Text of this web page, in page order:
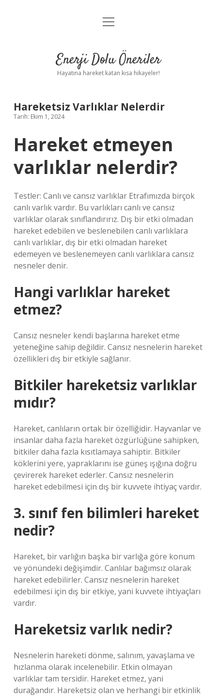
Anasayfa
Yasal Uyarı
menüyü
Enerji Dolu Öneriler
Hayatına hareket katan kısa hikayeler!
Hareketsiz Varlıklar Nelerdir
Tarih: Ekim 1, 2024
Hareket etmeyen
varlıklar nelerdir?
Testler: Canlı ve cansız varlıklar Etrafımızda birçok
canlı varlık vardır. Bu varlıkları canlı ve cansız
varlıklar olarak sınıflandırırız. Dış bir etki olmadan
hareket edebilen ve beslenebilen canlı varlıklara
canlı varlıklar, dış bir etki olmadan hareket
edemeyen ve beslenemeyen canlı varlıklara cansız
nesneler denir.
Hangi varlıklar hareket
etmez?
Cansız nesneler kendi başlarına hareket etme
yeteneğine sahip değildir. Cansız nesnelerin hareket
özellikleri dış bir etkiyle sağlanır.
Bitkiler hareketsiz varlıklar
mıdır?
Hareket, canlıların ortak bir özelliğidir. Hayvanlar ve
insanlar daha fazla hareket özgürlüğüne sahipken,
bitkiler daha fazla kısıtlamaya sahiptir. Bitkiler
köklerini yere, yapraklarını ise güneş ışığına doğru
çevirerek hareket ederler. Cansız nesnelerin
hareket edebilmesi için dış bir kuvvete ihtiyaç vardır.
3. sınıf fen bilimleri hareket
nedir?
Hareket, bir varlığın başka bir varlığa göre konum
ve yönündeki değişimdir. Canlılar bağımsız olarak
hareket edebilirler. Cansız nesnelerin hareket
edebilmesi için dış bir etkiye, yani kuvvete ihtiyaçları
vardır.
Hareketsiz varlık nedir?
Nesnelerin hareketi dönme, salınım, yavaşlama ve
hızlanma olarak incelenebilir. Etkin olmayan
varlıklar tam tersidir. Hareket etmez, yani
durağandır. Hareketsiz olan ve herhangi bir etkinlik